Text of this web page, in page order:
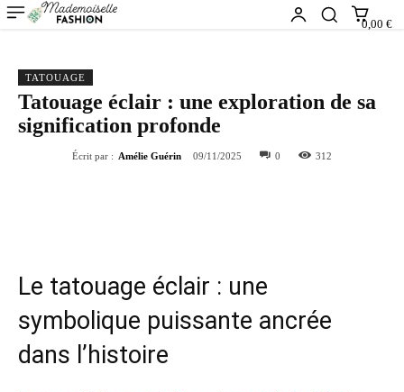
0,00 €
TATOUAGE
Tatouage éclair : une exploration de sa
signification profonde
Écrit par : Amélie Guérin 09/11/2025 0 312
Le tatouage éclair : une
symbolique puissante ancrée
dans l’histoire